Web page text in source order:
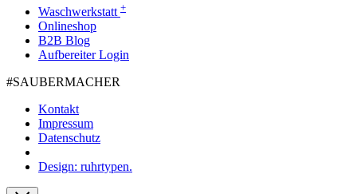
Waschwerkstatt +
Onlineshop
B2B Blog
Aufbereiter Login
#SAUBER­MACHER
Kontakt
Impressum
Datenschutz
Design: ruhrtypen.